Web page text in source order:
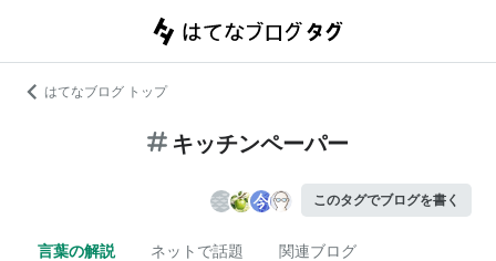
はてなブログ トップ
キッチンペーパー
このタグでブログを書く
言葉の解説 ネットで話題 関連ブログ